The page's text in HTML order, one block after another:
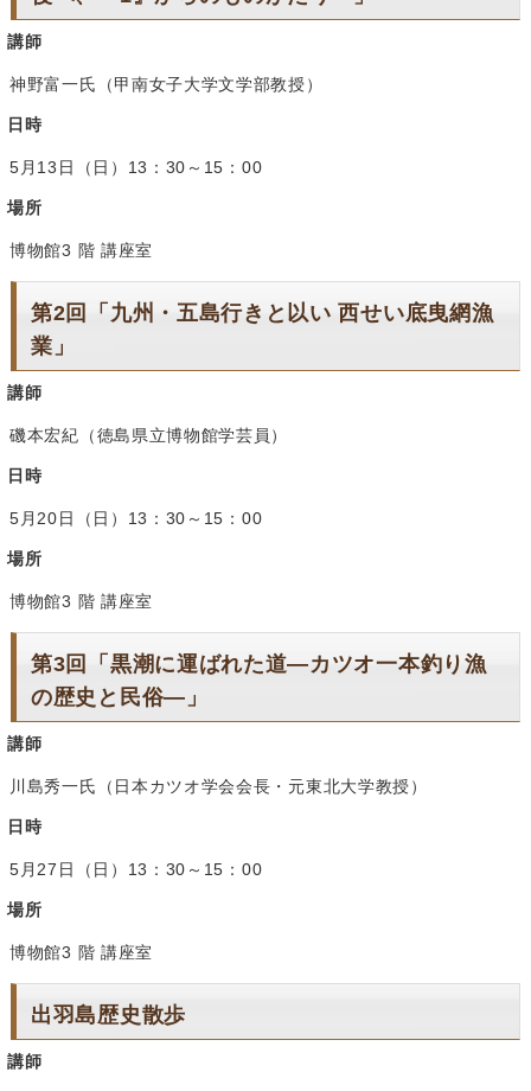
講師
神野富一氏（甲南女子大学文学部教授）
日時
5月13日（日）13：30～15：00
場所
博物館3 階 講座室
第2回「九州・五島行きと以い 西せい底曳網漁
業」
講師
磯本宏紀（徳島県立博物館学芸員）
日時
5月20日（日）13：30～15：00
場所
博物館3 階 講座室
第3回「黒潮に運ばれた道―カツオ一本釣り漁
の歴史と民俗―」
講師
川島秀一氏（日本カツオ学会会長・元東北大学教授）
日時
5月27日（日）13：30～15：00
場所
博物館3 階 講座室
出羽島歴史散歩
講師